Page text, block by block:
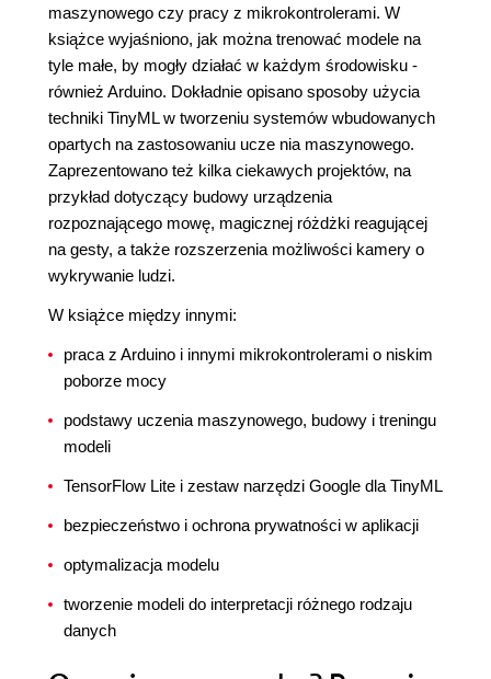
maszynowego czy pracy z mikrokontrolerami. W
książce wyjaśniono, jak można trenować modele na
tyle małe, by mogły działać w każdym środowisku -
również Arduino. Dokładnie opisano sposoby użycia
techniki TinyML w tworzeniu systemów wbudowanych
opartych na zastosowaniu ucze nia maszynowego.
Zaprezentowano też kilka ciekawych projektów, na
przykład dotyczący budowy urządzenia
rozpoznającego mowę, magicznej różdżki reagującej
na gesty, a także rozszerzenia możliwości kamery o
wykrywanie ludzi.
W książce między innymi:
praca z Arduino i innymi mikrokontrolerami o niskim
poborze mocy
podstawy uczenia maszynowego, budowy i treningu
modeli
TensorFlow Lite i zestaw narzędzi Google dla TinyML
bezpieczeństwo i ochrona prywatności w aplikacji
optymalizacja modelu
tworzenie modeli do interpretacji różnego rodzaju
danych